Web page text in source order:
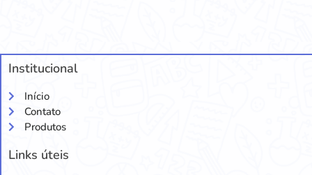
Institucional
Início
Contato
Produtos
Links úteis